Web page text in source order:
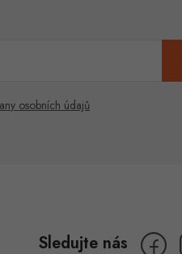
osobních údajů